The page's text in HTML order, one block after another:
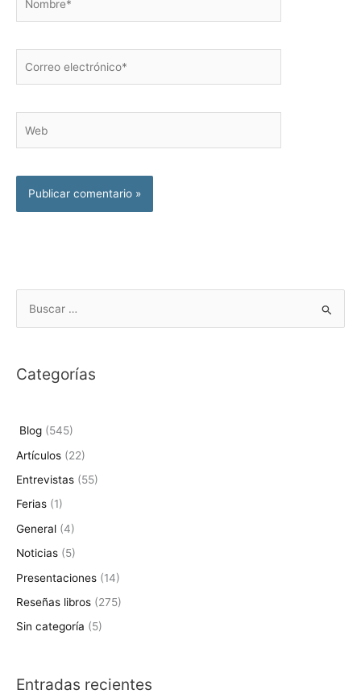
electrónico*
c
o
r
:
Categorías
Blog (545)
Artículos (22)
Entrevistas (55)
Ferias (1)
General (4)
Noticias (5)
Presentaciones (14)
Reseñas libros (275)
Sin categoría (5)
Entradas recientes